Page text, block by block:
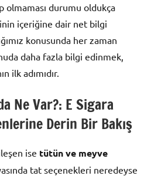
olmaması durumu oldukça
içeriğine dair net bilgi
konusunda her zaman
daha fazla bilgi edinmek,
ilk adımıdır.
Ne Var?: E Sigara
Derin Bir Bakış
ise tütün ve meyve
tat seçenekleri neredeyse